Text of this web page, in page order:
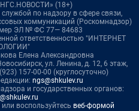
(18+)
по надзору в сфере связи,
коммуникаций (Роскомнадзор)
ЭЛ № ФС 77— 84683
ответственностью "ИНТЕРНЕТ
Елена Александровна
ул. Ленина, д. 12, 6 этаж,
157-00-00 (круглосуточно)
ngs@shkulev.ru
и государственных органов:
или воспользуйтесь веб-формой